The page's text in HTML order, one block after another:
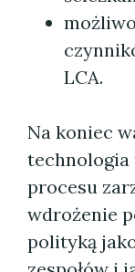
LCA.
Na koniec
technologia
procesu
wdrożenie
polityką